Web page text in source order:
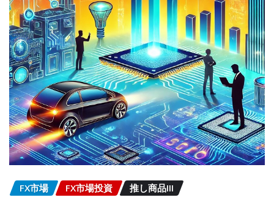
FX市場 FX市場投資 推し商品III